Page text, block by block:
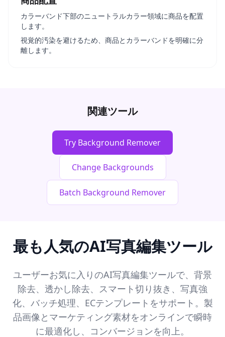
カラーバンド下部のニュートラルカラー領域に商品を配置
します。
視覚的汚染を避けるため、商品とカラーバンドを明確に分
離します。
関連ツール
Try Background Remover
Change Backgrounds
Batch Background Remover
最も人気のAI写真編集ツール
ユーザーお気に入りのAI写真編集ツールで、背景
除去、透かし除去、スマート切り抜き、写真強
化、バッチ処理、ECテンプレートをサポート。製
品画像とマーケティング素材をオンラインで瞬時
に最適化し、コンバージョンを向上。